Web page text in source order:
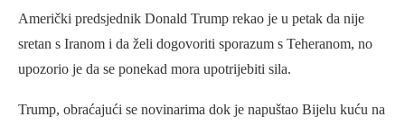
Američki predsjednik Donald Trump rekao je u petak da nije
sretan s Iranom i da želi dogovoriti sporazum s Teheranom, no
upozorio je da se ponekad mora upotrijebiti sila.
Trump, obraćajući se novinarima dok je napuštao Bijelu kuću na